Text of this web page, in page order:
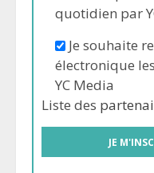
quotidien par
Je souhaite
électronique
YC Media
Liste des